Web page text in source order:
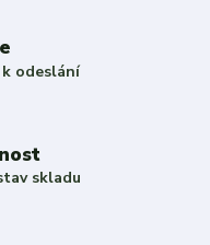
odeslání
skladu